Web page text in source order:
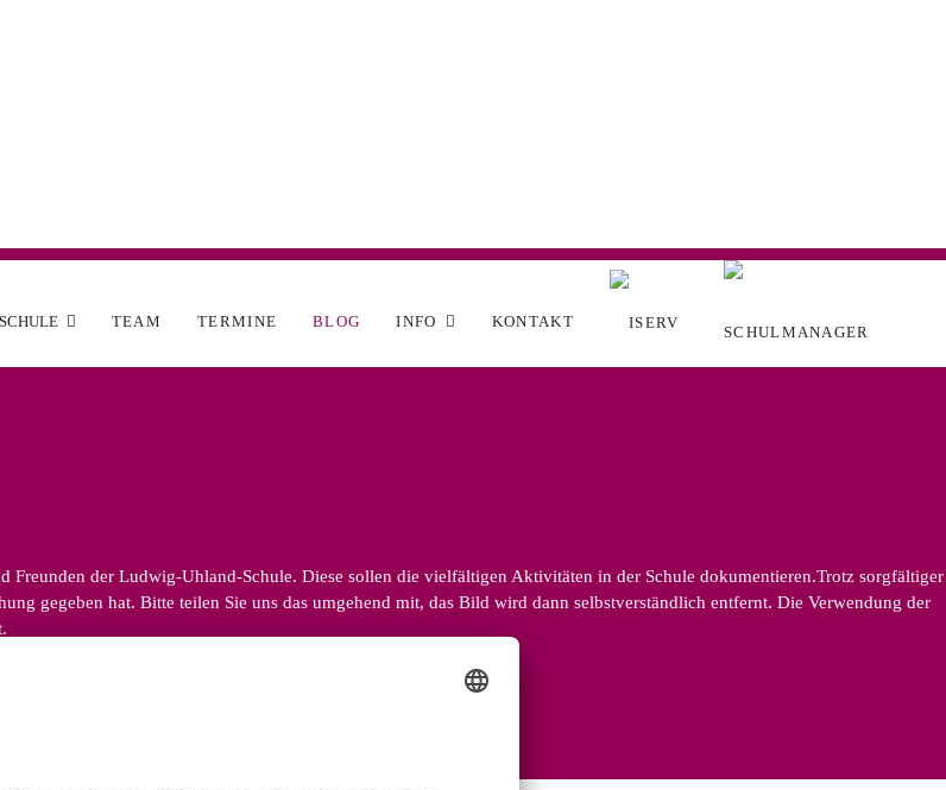
SCHULE TEAM TERMINE BLOG INFO KONTAKT
Freunden der Ludwig-Uhland-Schule. Diese sollen die vielfältigen Aktivitäten in der Schule dokumentieren.Trotz sorgfältiger
gegeben hat. Bitte teilen Sie uns das umgehend mit, das Bild wird dann selbstverständlich entfernt. Die Verwendung der